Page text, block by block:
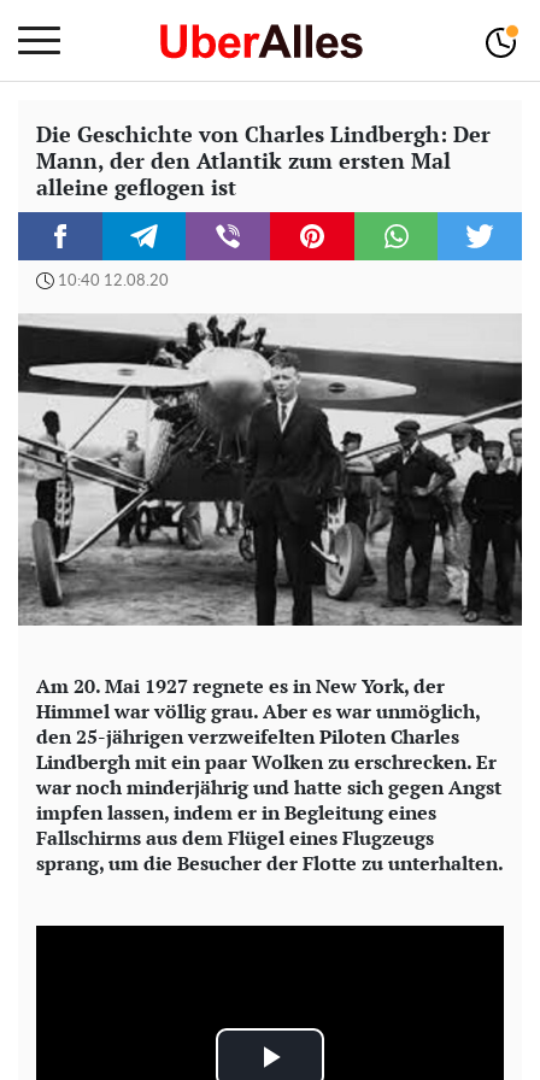
Die Geschichte von Charles Lindbergh: Der
Mann, der den Atlantik zum ersten Mal
alleine geflogen ist
10:40 12.08.20
Am 20. Mai 1927 regnete es in New York, der
Himmel war völlig grau. Aber es war unmöglich,
den 25-jährigen verzweifelten Piloten Charles
Lindbergh mit ein paar Wolken zu erschrecken. Er
war noch minderjährig und hatte sich gegen Angst
impfen lassen, indem er in Begleitung eines
Fallschirms aus dem Flügel eines Flugzeugs
sprang, um die Besucher der Flotte zu unterhalten.